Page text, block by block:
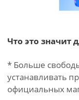
Что это значит
* Больше
устанавливать
официальных